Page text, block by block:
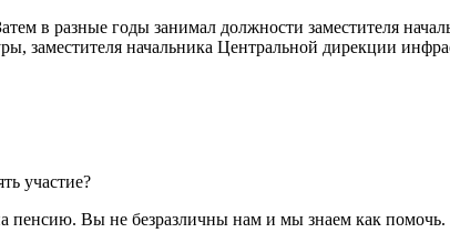
в разные годы занимал должности заместителя
заместителя начальника Центральной дирекции
участие?
Вы не безразличны нам и мы знаем как помочь.